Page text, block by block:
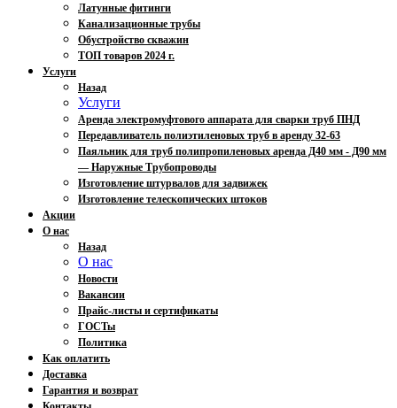
Латунные фитинги
Канализационные трубы
Обустройство скважин
ТОП товаров 2024 г.
Услуги
Назад
Услуги
Аренда электромуфтового аппарата для сварки труб ПНД
Передавливатель полиэтиленовых труб в аренду 32-63
Паяльник для труб полипропиленовых аренда Д40 мм - Д90 мм
— Наружные Трубопроводы
Изготовление штурвалов для задвижек
Изготовление телескопических штоков
Акции
О нас
Назад
О нас
Новости
Вакансии
Прайс-листы и сертификаты
ГОСТы
Политика
Как оплатить
Доставка
Гарантия и возврат